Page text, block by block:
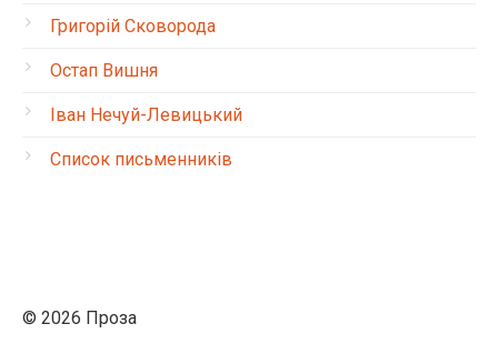
Григорій Сковорода
Остап Вишня
Іван Нечуй-Левицький
Список письменників
© 2026 Проза